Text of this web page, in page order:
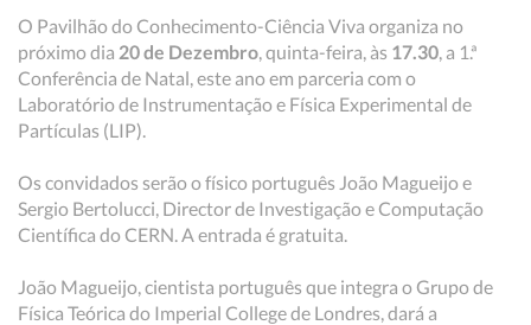
O Pavilhão do Conhecimento-Ciência Viva organiza no
próximo dia 20 de Dezembro, quinta-feira, às 17.30, a 1.ª
Conferência de Natal, este ano em parceria com o
Laboratório de Instrumentação e Física Experimental de
Partículas (LIP).
Os convidados serão o físico português João Magueijo e
Sergio Bertolucci, Director de Investigação e Computação
Científica do CERN. A entrada é gratuita.
João Magueijo, cientista português que integra o Grupo de
Física Teórica do Imperial College de Londres, dará a